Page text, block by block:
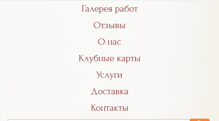
Галерея работ
Отзывы
О нас
Клубные карты
Услуги
Доставка
Контакты